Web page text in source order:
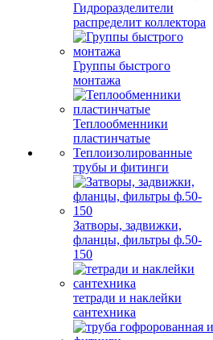
Гидроразделители
распределит коллектора
Группы быстрого
монтажа
Теплообменники
пластинчатые
Теплоизолированные
трубы и фитинги
Затворы, задвижки,
фланцы, фильтры ф.50-
150
тетради и наклейки
сантехника